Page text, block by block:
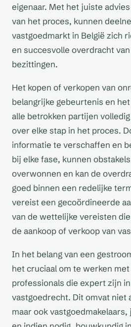
eigenaar. Met het juiste
van het proces, kunnen
vastgoedmarkt in België zich
en succesvolle overdracht
bezittingen.
Het kopen of verkopen van
belangrijke gebeurtenis en
alle betrokken partijen
over elke stap in het proces.
informatie te verschaffen en
bij elke fase, kunnen
overwonnen en kan de
goed binnen een redelijke
vereist een gecoördineerde
van de wettelijke vereisten
de aankoop of verkoop van
In het belang van een
het cruciaal om te werken
professionals die expert zijn
vastgoedrecht. Dit omvat niet
maar ook